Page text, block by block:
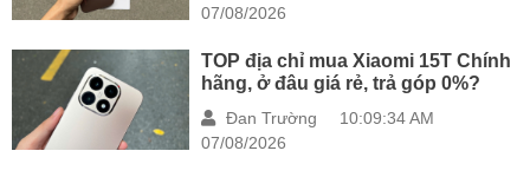
07/08/2026
TOP địa chỉ mua Xiaomi 15T Chính
hãng, ở đâu giá rẻ, trả góp 0%?
Đan Trường
10:09:34 AM
07/08/2026